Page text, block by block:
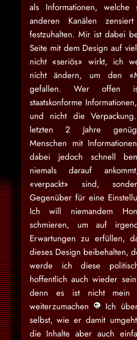
als Informationen, welche
anderen Kanälen
festzuhalten. Mir ist dabei
Seite mit dem Design auf
nicht «seriös» wirkt, ich
nicht ändern, um den
gefallen. Wer offen
staatskonforme
und nicht die
letzten 2 Jahre
Menschen mit
dabei jedoch schnell
niemals darauf
«verpackt» sind,
Gegenüber für eine
Ich will niemandem
schmieren, um auf
Erwartungen zu erfüllen,
dieses Design beibehalten,
werde ich diese
hoffentlich auch wieder
denn es ist nicht mein
weiterzumachen
Ich
selbst, wie er damit
die Inhalte aber auch